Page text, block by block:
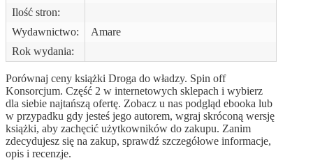
Ilość stron:
Wydawnictwo:
Amare
Rok wydania:
Porównaj ceny książki Droga do władzy. Spin off
Konsorcjum. Część 2 w internetowych sklepach i wybierz
dla siebie najtańszą ofertę. Zobacz u nas podgląd ebooka lub
w przypadku gdy jesteś jego autorem, wgraj skróconą wersję
książki, aby zachęcić użytkowników do zakupu. Zanim
zdecydujesz się na zakup, sprawdź szczegółowe informacje,
opis i recenzje.